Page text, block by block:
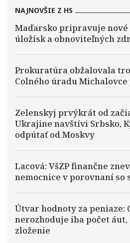
NAJNOVŠIE Z HS
Maďarsko pripravuje
úložísk a obnoviteľných
Prokuratúra obžalovala
Colného úradu
Zelenskyj prvýkrát od
Ukrajine navštívi Srbsko,
odpútať od Moskvy
Lacová: VšZP finančne
nemocnice v porovnaní so
Útvar hodnoty za peniaze:
nerozhoduje iba počet
zloženie